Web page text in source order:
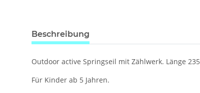
Beschreibung
Outdoor active Springseil mit Zählwerk. Länge
Für Kinder ab 5 Jahren.